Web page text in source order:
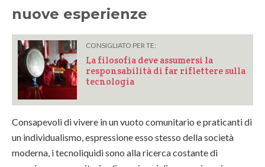
nuove esperienze
CONSIGLIATO PER TE:
La filosofia deve assumersi la
responsabilità di far riflettere sulla
tecnologia
Consapevoli di vivere in un vuoto comunitario e praticanti di
un individualismo, espressione esso stesso della società
moderna, i tecnoliquidi sono alla ricerca costante di